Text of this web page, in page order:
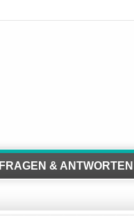
FRAGEN & ANTWORTEN